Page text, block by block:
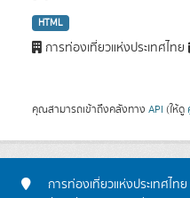
HTML
การท่องเที่ยวแห่งประเทศไทย
คุณสามารถเข้าถึงคลังทาง API (ให้ดู
การท่องเที่ยวแห่งประเทศไ